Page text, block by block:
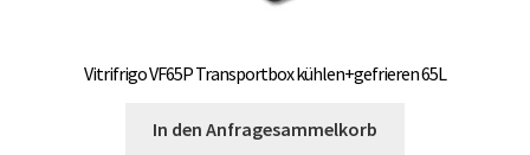
Vitrifrigo VF65P Transportbox kühlen+gefrieren 65L
In den Anfragesammelkorb